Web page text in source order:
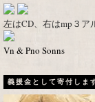
左はCD、右はmp３ア
Vn & Pno Sonns
義援金として寄付しま